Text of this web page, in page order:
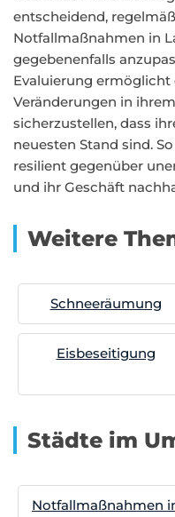
entscheidend,
Notfallmaßnahmen in
gegebenenfalls
Evaluierung ermöglicht
Veränderungen in
sicherzustellen, dass
neuesten Stand sind.
resilient gegenüber
und ihr Geschäft
Weitere
Schneeräumung
Eisbeseitigung
Städte im
Notfallmaßnahmen